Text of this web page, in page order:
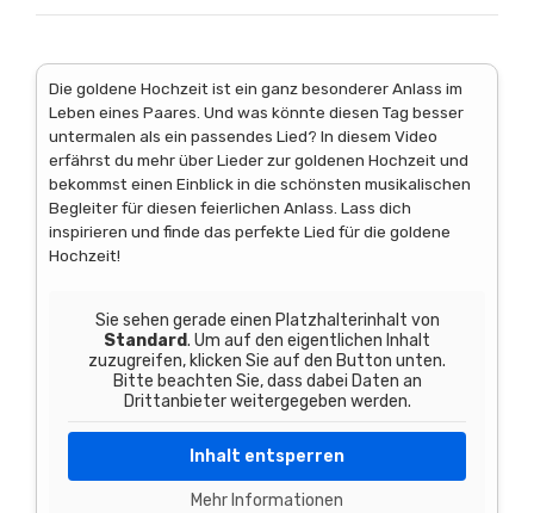
Die goldene Hochzeit ist ein ganz besonderer Anlass im
Leben eines Paares. Und was könnte diesen Tag besser
untermalen als ein passendes Lied? In diesem Video
erfährst du mehr über Lieder zur goldenen Hochzeit und
bekommst einen Einblick in die schönsten musikalischen
Begleiter für diesen feierlichen Anlass. Lass dich
inspirieren und finde das perfekte Lied für die goldene
Hochzeit!
Sie sehen gerade einen Platzhalterinhalt von
Standard. Um auf den eigentlichen Inhalt
zuzugreifen, klicken Sie auf den Button unten.
Bitte beachten Sie, dass dabei Daten an
Drittanbieter weitergegeben werden.
Inhalt entsperren
Mehr Informationen